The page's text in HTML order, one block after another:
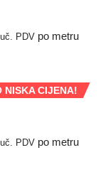
PDV po metru
NISKA CIJENA!
PDV po metru